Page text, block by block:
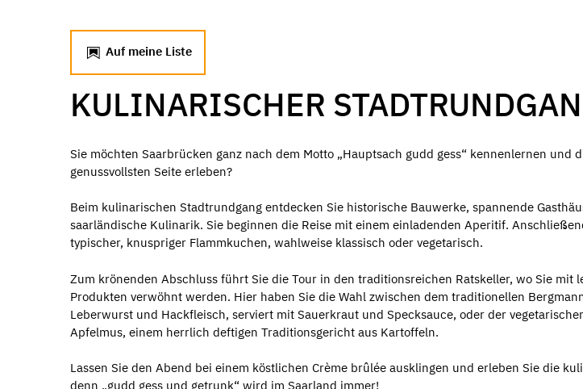
Auf meine Liste
KULINARISCHER
Sie möchten Saarbrücken ganz nach dem Motto „Hauptsach gudd gess“ kennenlernen und
genussvollsten Seite erleben?
Beim kulinarischen Stadtrundgang entdecken Sie historische Bauwerke, spannende
saarländische Kulinarik. Sie beginnen die Reise mit einem einladenden Aperitif.
typischer, knuspriger Flammkuchen, wahlweise klassisch oder vegetarisch.
Zum krönenden Abschluss führt Sie die Tour in den traditionsreichen Ratskeller, wo Sie mit
Produkten verwöhnt werden. Hier haben Sie die Wahl zwischen dem traditionellen
Leberwurst und Hackfleisch, serviert mit Sauerkraut und Specksauce, oder der
Apfelmus, einem herrlich deftigen Traditionsgericht aus Kartoffeln.
Lassen Sie den Abend bei einem köstlichen Crème brûlée ausklingen und erleben Sie die
denn „gudd gess und getrunk“ wird im Saarland immer!